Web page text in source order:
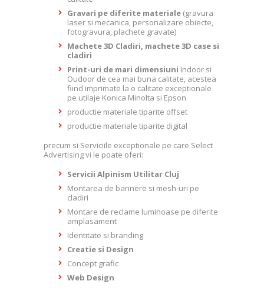
Gravari pe diferite materiale (gravura
laser si mecanica, personalizare obiecte,
fotogravura, plachete gravate)
Machete 3D Cladiri, machete 3D case si
cladiri
Print-uri de mari dimensiuni Indoor si
Oudoor de cea mai buna calitate, acestea
fiind imprimate la o calitate exceptionale
pe utilaje Konica Minolta si Epson
productie materiale tiparite offset
productie materiale tiparite digital
precum si Serviciile exceptionale pe care Select
Advertising vi le poate oferi:
Servicii Alpinism Utilitar Cluj
Montarea de bannere si mesh-uri pe
cladiri
Montare de reclame luminoase pe diferite
amplasament
Identitate si branding
Creatie si Design
Concept grafic
Web Design